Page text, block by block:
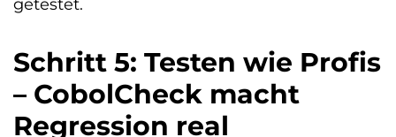
getestet.
Schritt 5: Testen wie Profis
– CobolCheck macht
Regression real